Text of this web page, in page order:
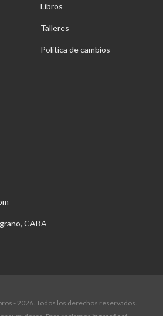
Libros
Talleres
Política de cambios
CABA
- 2026. Todos los derechos reservados.